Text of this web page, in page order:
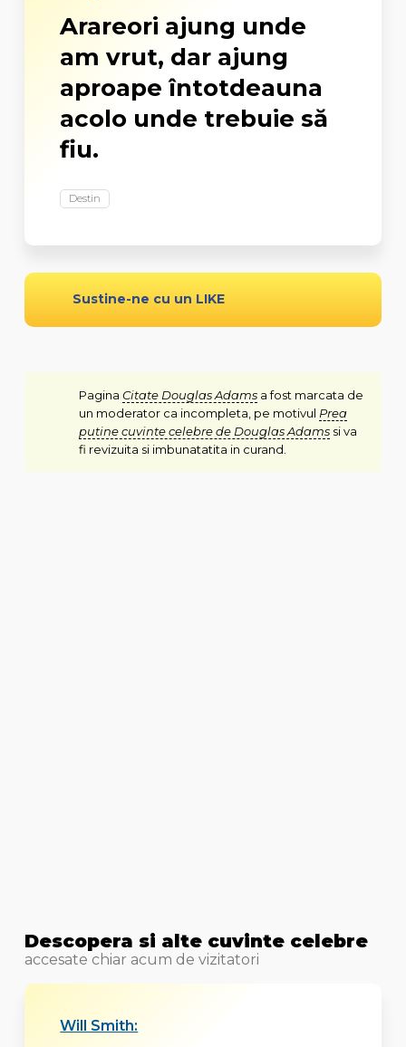
Arareori ajung unde
am vrut, dar ajung
aproape întotdeauna
acolo unde trebuie să
fiu.
Destin
Sustine-ne cu un LIKE
Pagina Citate Douglas Adamsa fost marcata de
un moderator ca incompleta, pe motivul Prea
putine cuvinte celebre de Douglas Adamssi va
fi revizuita si imbunatatita in curand.
Descopera si alte cuvinte celebre
accesate chiar acum de vizitatori
Will Smith: